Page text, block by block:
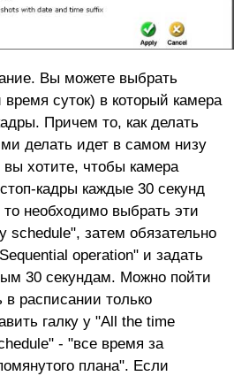
Вы можете выбрать
суток) в который камера
Причем то, как делать
делать идет в самом низу
хотите, чтобы камера
кадры каждые 30 секунд
необходимо выбрать эти
schedule", затем обязательно
operation" и задать
30 секундам. Можно пойти
в расписании только
галку у "All the time
- "все время за
плана". Если